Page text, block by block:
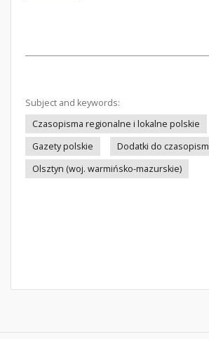
Subject and keywords:
Czasopisma regionalne i lokalne polskie
Gazety polskie
Dodatki do czasopism
Olsztyn (woj. warmińsko-mazurskie)